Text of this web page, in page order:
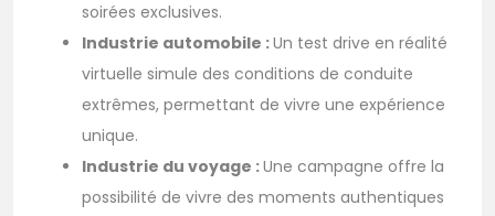
soirées exclusives.
Industrie automobile :Un test drive en réalité
virtuelle simule des conditions de conduite
extrêmes, permettant de vivre une expérience
unique.
Industrie du voyage :Une campagne offre la
possibilité de vivre des moments authentiques